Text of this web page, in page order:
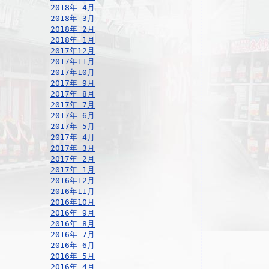
2018年 4月
2018年 3月
2018年 2月
2018年 1月
2017年12月
2017年11月
2017年10月
2017年 9月
2017年 8月
2017年 7月
2017年 6月
2017年 5月
2017年 4月
2017年 3月
2017年 2月
2017年 1月
2016年12月
2016年11月
2016年10月
2016年 9月
2016年 8月
2016年 7月
2016年 6月
2016年 5月
2016年 4月